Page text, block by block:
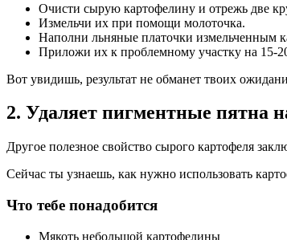
Очисти сырую картофелину и отрежь две
Измельчи их при помощи молоточка.
Наполни льняные платочки измельченным
Приложи их к проблемному участку на 15-
Вот увидишь, результат не обманет твоих
2. Удаляет пигментные пятна
Другое полезное свойство сырого картофеля
Сейчас ты узнаешь, как нужно использовать
Что тебе понадобится
Мякоть небольшой картофелины